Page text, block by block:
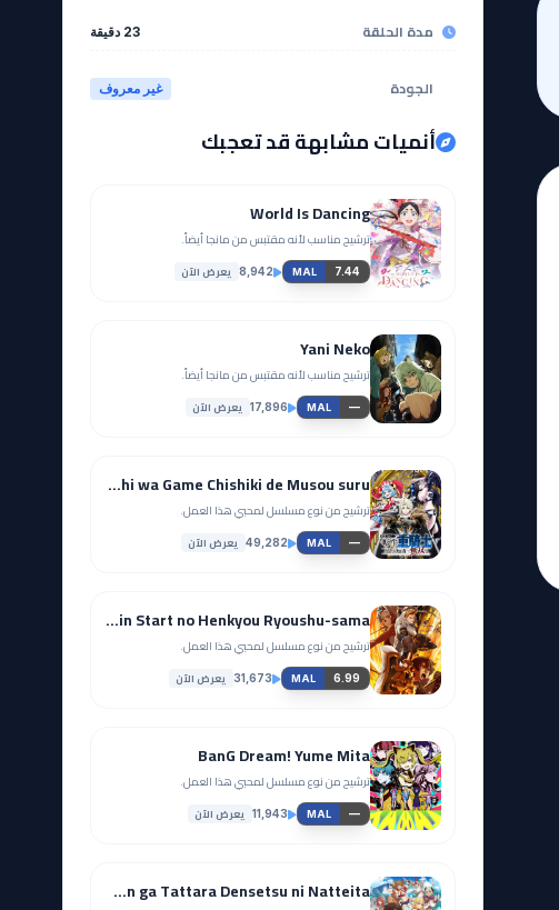
مدة الحلقة 23 دقيقة
الجودة غير معروف
أنميات مشابهة قد تعجبك
World Is Dancing
ترشيح مناسب لأنه مقتبس من مانجا أيضاً.
MAL 7.44
8,942 يعرض الآن
Yani Neko
ترشيح مناسب لأنه مقتبس من مانجا أيضاً.
MAL —
17,896 يعرض الآن
Tsuihou sareta Tensei Juukishi wa Game Chishiki de Musou suru
ترشيح من نوع مسلسل لمحبي هذا العمل.
MAL —
49,282 يعرض الآن
Ryoumin 0-nin Start no Henkyou Ryoushu-sama
ترشيح من نوع مسلسل لمحبي هذا العمل.
MAL 6.99
31,673 يعرض الآن
BanG Dream! Yume Mita
ترشيح من نوع مسلسل لمحبي هذا العمل.
MAL —
11,943 يعرض الآن
Koko wa Ore ni Makasete Saki ni Ike to Itte kara 10-nen ga Tattara Densetsu ni Natteita.